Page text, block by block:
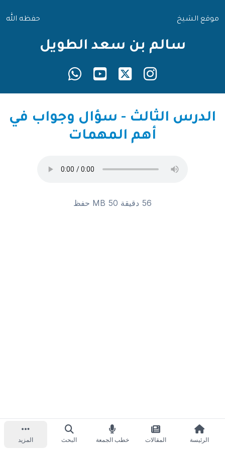
موقع الشيخ حفظه الله
سالم بن سعد الطويل
الدرس الثالث - سؤال وجواب في
أهم المهمات
56 دقيقة 50 MB حفظ
الرئيسة المقالات خطب الجمعة البحث المزيد